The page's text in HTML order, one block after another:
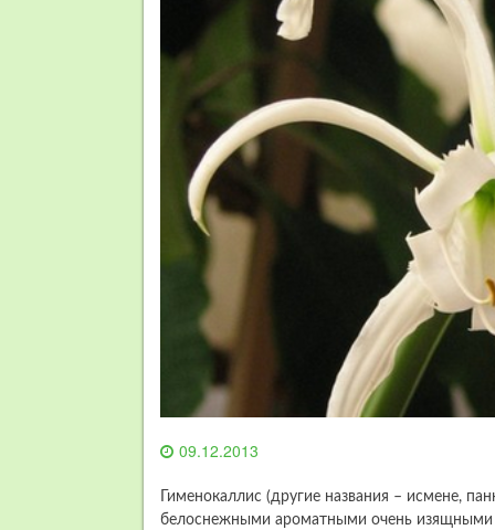
09.12.2013
Гименокаллис (другие названия – исмене,
белоснежными ароматными очень